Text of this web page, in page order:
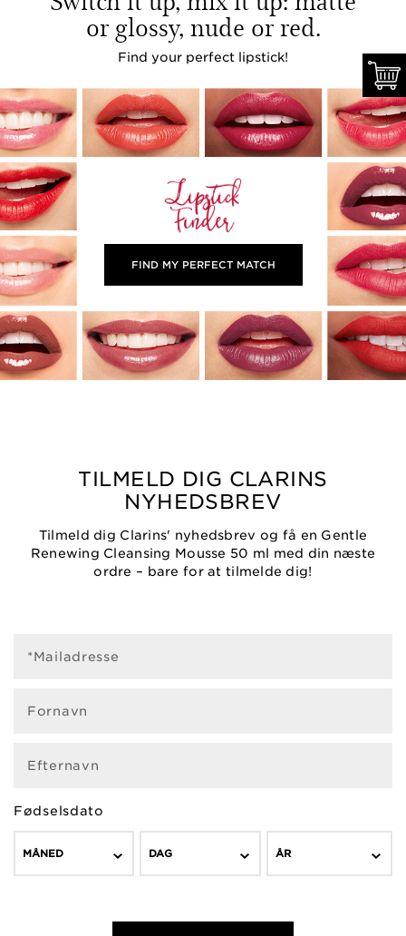
or glossy, nude or red.
Find your perfect lipstick!
FIND MY PERFECT MATCH
TILMELD DIG CLARINS
NYHEDSBREV
Tilmeld dig Clarins' nyhedsbrev og få en Gentle
Renewing Cleansing Mousse 50 ml med din næste
ordre – bare for at tilmelde dig!
*Mailadresse
Fornavn
Efternavn
Fødselsdato
MÅNED DAG ÅR